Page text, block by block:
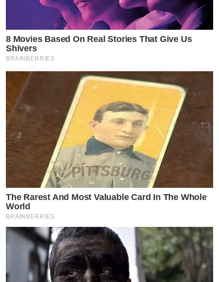
8 Movies Based On Real Stories That Give Us
Shivers
BRAINBERRIES
The Rarest And Most Valuable Card In The Whole
World
BRAINBERRIES